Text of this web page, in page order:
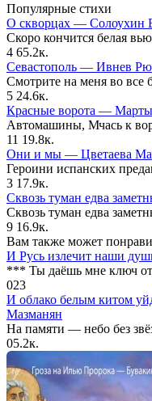
Популярные стихи
О скворцах — Солоухин
Скоро кончится белая
4 65.2к.
Севастополь — Ивнев
Смотрите на меня во все
5 24.6к.
Красные ворота —
Автомашины, Мчась к
11 19.8к.
Они и мы — Цветаева
Героини испанских
3 17.9к.
Сквозь туман едва
Сквозь туман едва
9 16.9к.
Вам также может
И Русь излечит наши
*** Ты даёшь мне ключ от
023
И облако белым китом
Мазманян
На памяти — небо без
05.2к.